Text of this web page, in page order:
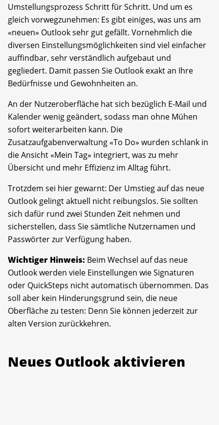
Umstellungsprozess Schritt für Schritt. Und um es
gleich vorwegzunehmen: Es gibt einiges, was uns am
«neuen» Outlook sehr gut gefällt. Vornehmlich die
diversen Einstellungsmöglichkeiten sind viel einfacher
auffindbar, sehr verständlich aufgebaut und
gegliedert. Damit passen Sie Outlook exakt an Ihre
Bedürfnisse und Gewohnheiten an.
An der Nutzeroberfläche hat sich bezüglich E-Mail und
Kalender wenig geändert, sodass man ohne Mühen
sofort weiterarbeiten kann. Die
Zusatzaufgabenverwaltung «To Do» wurden schlank in
die Ansicht «Mein Tag» integriert, was zu mehr
Übersicht und mehr Effizienz im Alltag führt.
Trotzdem sei hier gewarnt: Der Umstieg auf das neue
Outlook gelingt aktuell nicht reibungslos. Sie sollten
sich dafür rund zwei Stunden Zeit nehmen und
sicherstellen, dass Sie sämtliche Nutzernamen und
Passwörter zur Verfügung haben.
Wichtiger Hinweis: Beim Wechsel auf das neue
Outlook werden viele Einstellungen wie Signaturen
oder QuickSteps nicht automatisch übernommen. Das
soll aber kein Hinderungsgrund sein, die neue
Oberfläche zu testen: Denn Sie können jederzeit zur
alten Version zurückkehren.
Neues Outlook aktivieren